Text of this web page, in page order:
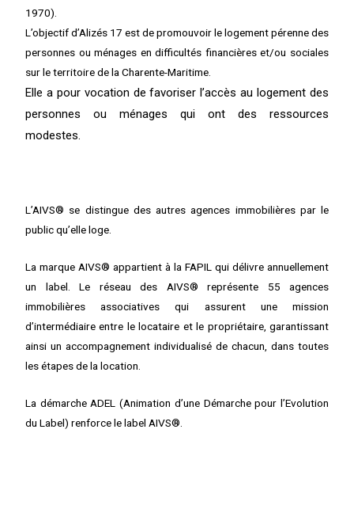
1970).
L’objectif d’Alizés 17 est de promouvoir le logement pérenne des
personnes ou ménages en difficultés financières et/ou sociales
sur le territoire de la Charente-Maritime.
Elle a pour vocation de favoriser l’accès au logement des
personnes ou ménages qui ont des ressources
modestes.
L’AIVS® se distingue des autres agences immobilières par le
public qu’elle loge.
La marque AIVS® appartient à la FAPIL qui délivre annuellement
un label. Le réseau des AIVS® représente 55 agences
immobilières associatives qui assurent une mission
d’intermédiaire entre le locataire et le propriétaire, garantissant
ainsi un accompagnement individualisé de chacun, dans toutes
les étapes de la location.
La démarche ADEL (Animation d’une Démarche pour l’Evolution
du Label) renforce le label AIVS®.